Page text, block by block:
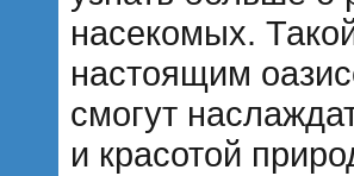
насекомых.
настоящим
смогут
и красотой